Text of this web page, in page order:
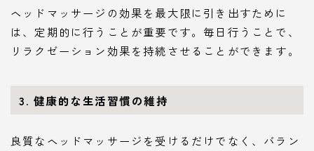
ヘッドマッサージの効果を最大限に引き出すために
は、定期的に行うことが重要です。毎日行うことで、
リラクゼーション効果を持続させることができます。
3. 健康的な生活習慣の維持
良質なヘッドマッサージを受けるだけでなく、バラン